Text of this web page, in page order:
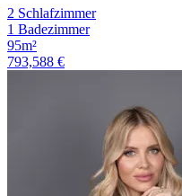
2 Schlafzimmer
1 Badezimmer
95m²
793,588 €